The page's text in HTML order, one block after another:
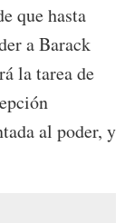
que hasta
a Barack
la tarea de
al poder, y